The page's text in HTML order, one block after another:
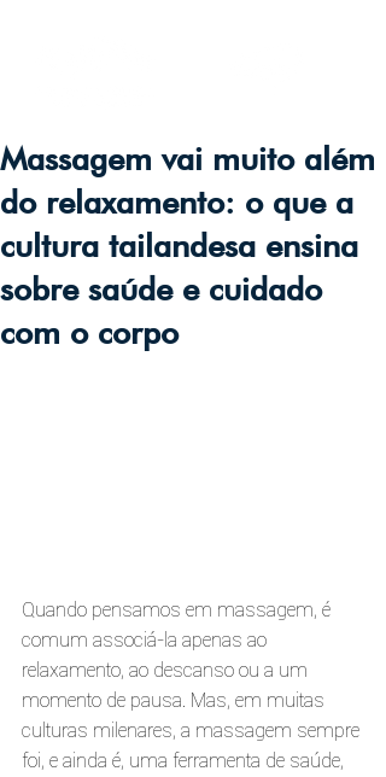
Massagem vai muito além
do relaxamento: o que a
cultura tailandesa ensina
sobre saúde e cuidado
com o corpo
Quando pensamos em massagem, é
comum associá-la apenas ao
relaxamento, ao descanso ou a um
momento de pausa. Mas, em muitas
culturas milenares, a massagem sempre
foi, e ainda é, uma ferramenta de saúde,